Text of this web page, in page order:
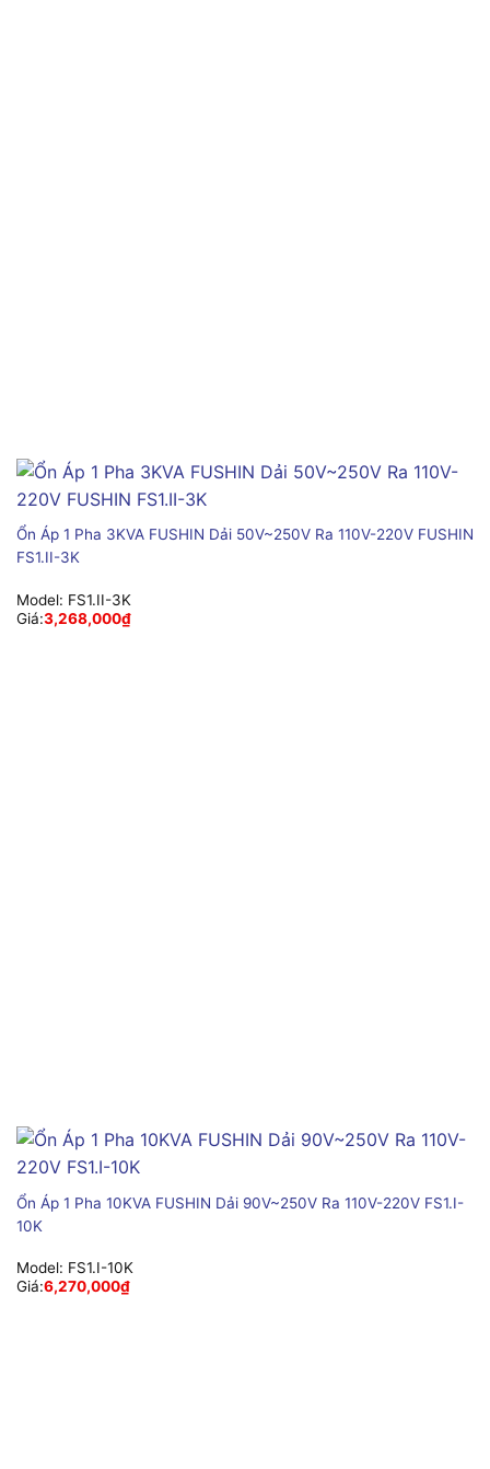
Ổn Áp 1 Pha 3KVA FUSHIN Dải 50V~250V Ra 110V-220V FUSHIN
FS1.II-3K
Model: FS1.II-3K
Giá:3,268,000₫
Ổn Áp 1 Pha 10KVA FUSHIN Dải 90V~250V Ra 110V-220V FS1.I-
10K
Model: FS1.I-10K
Giá:6,270,000₫